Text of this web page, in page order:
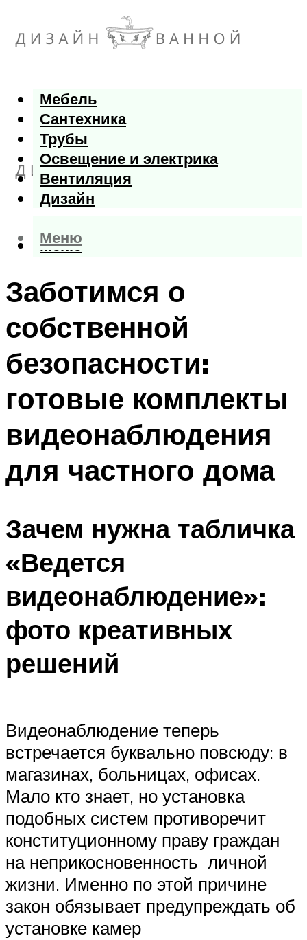
Мебель
Сантехника
Трубы
Освещение и электрика
Вентиляция
Дизайн
Меню
Меню
Заботимся о
собственной
безопасности:
готовые комплекты
видеонаблюдения
для частного дома
Зачем нужна табличка
«Ведется
видеонаблюдение»:
фото креативных
решений
Видеонаблюдение теперь
встречается буквально повсюду: в
магазинах, больницах, офисах.
Мало кто знает, но установка
подобных систем противоречит
конституционному праву граждан
на неприкосновенность личной
жизни. Именно по этой причине
закон обязывает предупреждать об
установке камер